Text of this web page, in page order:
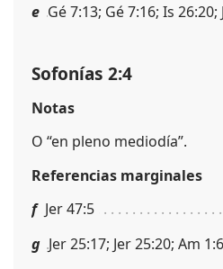
e Gé 7:13; Gé 7:16; Is
Sofonías 2:4
Notas
O “en pleno mediodía”.
Referencias marginales
f Jer 47:5
g Jer 25:17; Jer 25:20; Am